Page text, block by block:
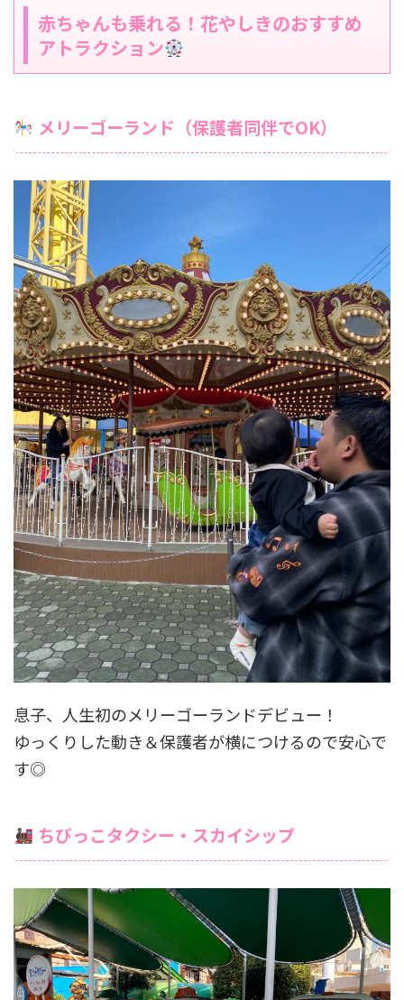
赤ちゃんも乗れる！花やしきのおすすめ
アトラクション
メリーゴーランド（保護者同伴でOK）
息子、人生初のメリーゴーランドデビュー！
ゆっくりした動き＆保護者が横につけるので安心で
す◎
ちびっこタクシー・スカイシップ